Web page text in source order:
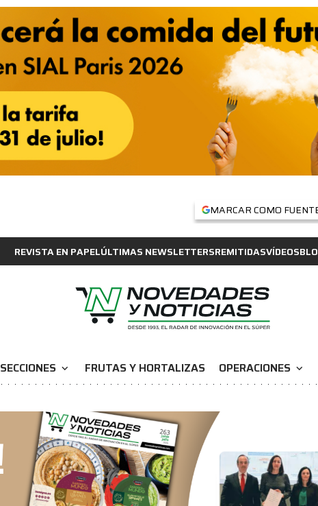
MARCAR COMO
REVISTA EN PAPELÚLTIMAS NEWSLETTERSREMITIDASVÍDEOS
SECCIONES expand_more FRUTAS Y HORTALIZAS OPERACIONES expand_more